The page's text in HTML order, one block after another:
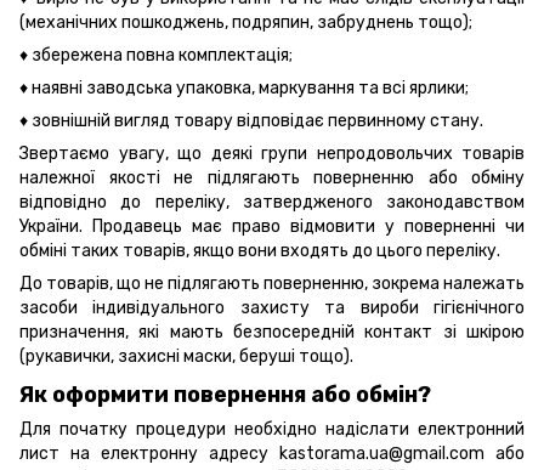
(механічних пошкоджень, подряпин, забруднень тощо);
♦ збережена повна комплектація;
♦ наявні заводська упаковка, маркування та всі ярлики;
♦ зовнішній вигляд товару відповідає первинному стану.
Звертаємо увагу, що деякі групи непродовольчих товарів
належної якості не підлягають поверненню або обміну
відповідно до переліку, затвердженого законодавством
України. Продавець має право відмовити у поверненні чи
обміні таких товарів, якщо вони входять до цього переліку.
До товарів, що не підлягають поверненню, зокрема належать
засоби індивідуального захисту та вироби гігієнічного
призначення, які мають безпосередній контакт зі шкірою
(рукавички, захисні маски, беруші тощо).
Як оформити повернення або обмін?
Для початку процедури необхідно надіслати електронний
лист на електронну адресу kastorama.ua@gmail.com або